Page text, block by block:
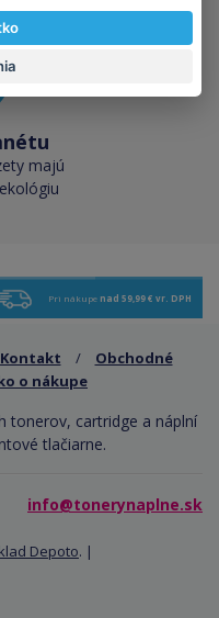
majú
Pri nákupe nad 59,99 € vr. DPH
Kontakt /
Obchodné
o nákupe
tonerov, cartridge a náplní
tlačiarne.
info@tonerynaplne.sk
Depoto. |